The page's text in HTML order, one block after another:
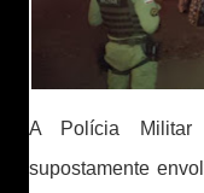
A Polícia Militar
supostamente